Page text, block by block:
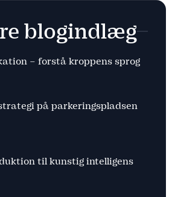
blogindlæg
– forstå kroppens sprog
på parkeringspladsen
til kunstig intelligens